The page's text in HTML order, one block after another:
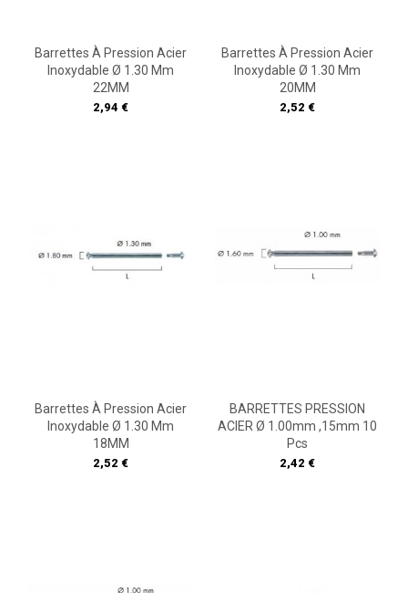
Barrettes À Pression Acier
Inoxydable Ø 1.30 Mm
22MM
Prix
2,94 €
Barrettes À Pression Acier
Inoxydable Ø 1.30 Mm
20MM
Prix
2,52 €
Barrettes À Pression Acier
Inoxydable Ø 1.30 Mm
18MM
Prix
2,52 €
BARRETTES PRESSION
ACIER Ø 1.00mm ,15mm 10
Pcs
Prix
2,42 €